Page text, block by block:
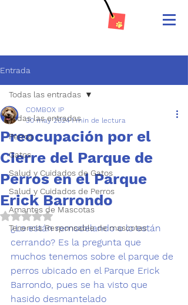
Entrada
Todas las entradas
Perros
Gatos
Salud y Cuidados de Gatos
Salud y Cuidados de Perros
Amantes de Mascotas
Tenencia Responsable de mascotas
Todas las entradas
Preocupación por el
Cierre del Parque de
Perros en el Parque
Erick Barrondo
COMBOX IP
30 may 20241 min de lectura
Obtuvo NaN de 5 estrellas.
¿Lo están remodelando o lo están
cerrando? Es la pregunta que
muchos tenemos sobre el parque de
perros ubicado en el Parque Erick
Barrondo, pues se ha visto que
hasido desmantelado